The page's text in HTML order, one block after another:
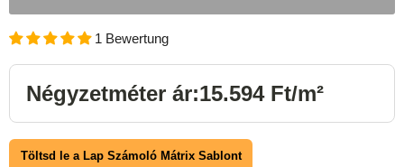
1 Bewertung
Négyzetméter ár:15.594 Ft/m²
Töltsd le a Lap Számoló Mátrix Sablont